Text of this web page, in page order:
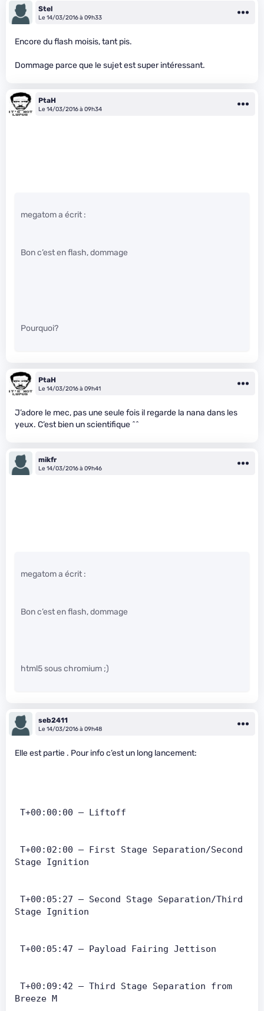
Stel
Le 14/03/2016 à 09h33
Encore du flash moisis, tant pis.
Dommage parce que le sujet est super intéressant.
PtaH
Le 14/03/2016 à 09h34
megatom a écrit :
Bon c’est en flash, dommage
Pourquoi?
PtaH
Le 14/03/2016 à 09h41
J’adore le mec, pas une seule fois il regarde la nana dans les
yeux. C’est bien un scientifique ^^
mikfr
Le 14/03/2016 à 09h46
megatom a écrit :
Bon c’est en flash, dommage
html5 sous chromium ;)
seb2411
Le 14/03/2016 à 09h48
Elle est partie . Pour info c’est un long lancement:
T+00:00:00 — Liftoff
Stage Ignition
Stage Ignition
T+00:05:47 — Payload Fairing Jettison
Breeze M